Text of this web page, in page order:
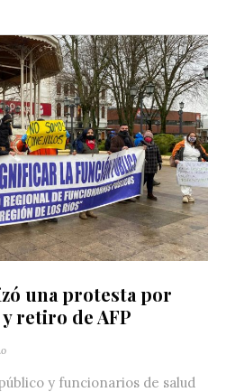
una protesta por
retiro de AFP
y funcionarios de salud